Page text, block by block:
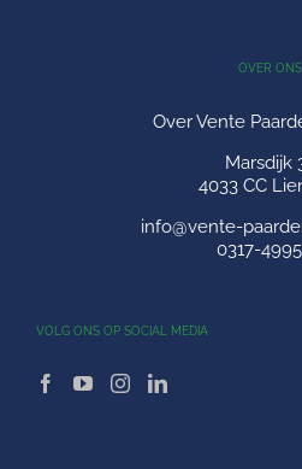
OVER ONS
Over Vente
Marsdijk
4033 CC
info@vente-
0317-
VOLG ONS OP SOCIAL MEDIA